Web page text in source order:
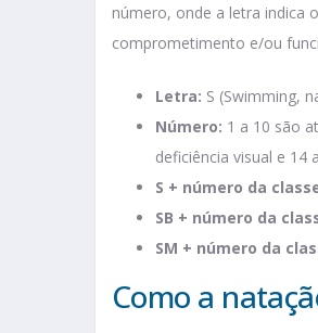
número, onde a letra indica
comprometimento e/ou
Letra: S (Swimming,
Número: 1 a 10 são
deficiência visual e 14
S + número da
SB + número da
SM + número da
Como a